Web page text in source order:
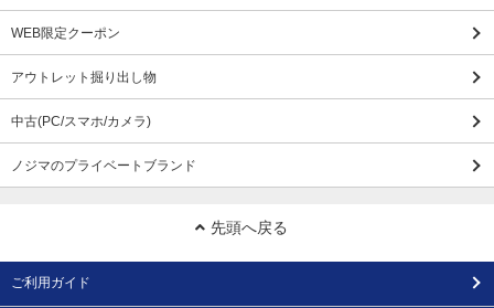
WEB限定クーポン
アウトレット掘り出し物
中古(PC/スマホ/カメラ)
ノジマのプライベートブランド
先頭へ戻る
ご利用ガイド